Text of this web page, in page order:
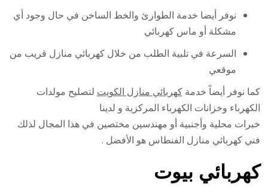
نوفر أيضا خدمة الطوارئ والخط الساخن في حال وجود أي
مشكلة أو ماس كهربائي
السرعة في تلبية الطلب من خلال كهربائي منازل قريب من
موقعي
كما نوفر أيضاً خدمةكهربائي منازل الكويت لتصليح مولدات
الكهرباء وخزانات الكهرباء المركزية و لدينا
خبرات محلية وأجنبية أو مهندسين مختصين في هذا المجال لذلك
فني كهربائي منازل الفنطاس هو الأفضل .
كهربائي بيوت